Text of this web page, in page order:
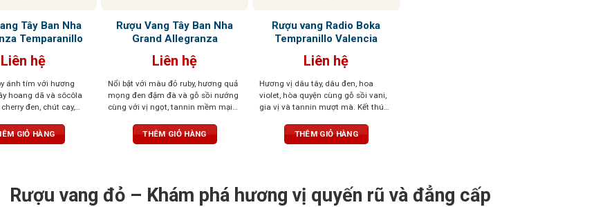
Tây Ban Nha
Temparanillo
Liên hệ
ánh tím với hương
hoang dã và sôcôla
đen, chút cay,
GIỎ HÀNG
Rượu Vang Tây Ban Nha
Grand Allegranza
Liên hệ
Nổi bật với màu đỏ ruby, hương quả
mọng đen đậm đà và gỗ sồi nướng
cùng với vị ngọt, tannin mềm mại
bộ hộp túi cao cấpTHÊM GIỎ HÀNG
Rượu vang Radio Boka
Tempranillo Valencia
Liên hệ
Hương vị dâu tây, dâu đen, hoa
violet, hòa quyện cùng gỗ sồi vani,
gia vị và tannin mượt mà. Kết thúc
ngọt ngàoTHÊM GIỎ HÀNG
Rượu vang đỏ – Khám phá hương vị quyến rũ và đẳng cấp